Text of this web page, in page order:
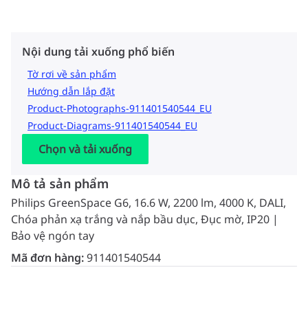
Nội dung tải xuống phổ biến
Tờ rơi về sản phẩm
Hướng dẫn lắp đặt
Product-Photographs-911401540544_EU
Product-Diagrams-911401540544_EU
Chọn và tải xuống
Mô tả sản phẩm
Philips GreenSpace G6, 16.6 W, 2200 lm, 4000 K, DALI,
Chóa phản xạ trắng và nắp bầu dục, Đục mờ, IP20 |
Bảo vệ ngón tay
Mã đơn hàng:911401540544